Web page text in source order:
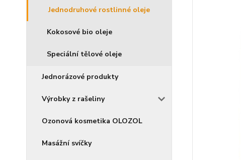
Jednodruhové rostlinné oleje
Kokosové bio oleje
Speciální tělové oleje
Jednorázové produkty
Výrobky z rašeliny
Ozonová kosmetika OLOZOL
Masážní svíčky